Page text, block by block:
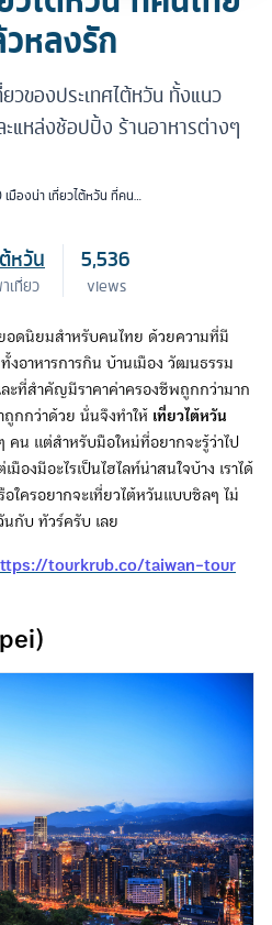
หลงรัก
วของประเทศไต้หวัน ทั้งแนว
แหล่งช้อปปิ้ง ร้านอาหารต่างๆ
เมืองน่า เที่ยวไต้หวัน ที่คน
หวัน
เที่ยว
5,536
views
ดนิยมสำหรับคนไทย ด้วยความที่มี
อาหารการกิน บ้านเมือง วัฒนธรรม
ะที่สำคัญมีราคาค่าครองชีพถูกกว่ามาก
ถูกกว่าด้วย นั่นจึงทำให้ เที่ยวไต้หวัน
คน แต่สำหรับมือใหม่ที่อยากจะรู้ว่าไป
มืองมีอะไรเป็นไฮไลท์น่าสนใจบ้าง เราได้
ใครอยากจะเที่ยวไต้หวันแบบชิลๆ ไม่
นกับ ทัวร์ครับ เลย
tourkrub.co/taiwan-tour